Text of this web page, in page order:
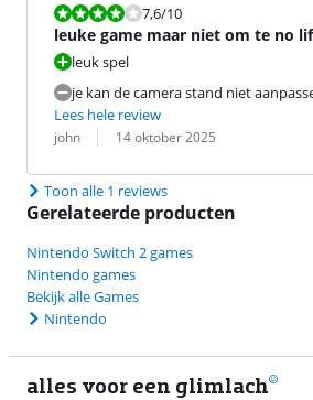
Beoordeling is 7,6 van de 10.
7,6/10
leuke game maar niet om te no
xDleuk spel
je kan de camera stand niet
Lees hele review
Beoordeling door:
john
Datum: 14 oktober 2025
Toon alle 1 reviews
Gerelateerde producten
Nintendo Switch 2 games
Nintendo games
Bekijk alle Games
Nintendo
alles voor een glimlach